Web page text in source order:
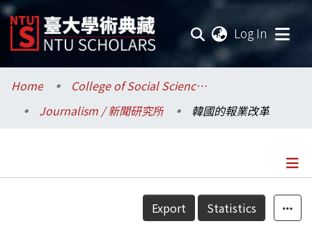
Log In
Communities & Collections
Research Outputs
Home
College of Social Sciences / 社會科學院
Journalism / 新聞研究所
韓國的報業改革
Details
Export Statistics